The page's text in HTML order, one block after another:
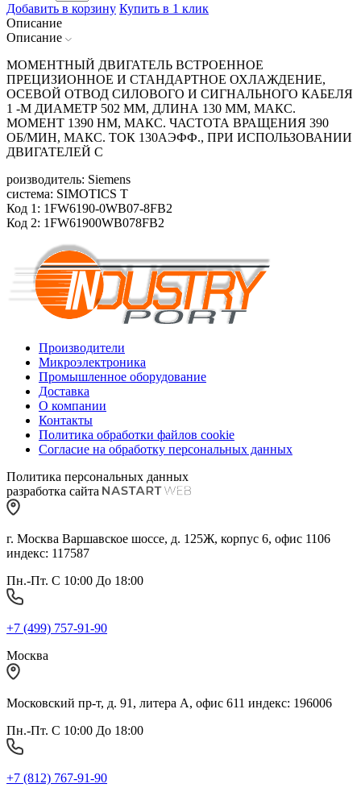
Добавить в корзину Купить в 1 клик
Описание
Описание
МОМЕНТНЫЙ ДВИГАТЕЛЬ ВСТРОЕННОЕ
ПРЕЦИЗИОННОЕ И СТАНДАРТНОЕ ОХЛАЖДЕНИЕ,
ОСЕВОЙ ОТВОД СИЛОВОГО И СИГНАЛЬНОГО КАБЕЛЯ
1 -М ДИАМЕТР 502 ММ, ДЛИНА 130 ММ, МАКС.
МОМЕНТ 1390 HM, МАКС. ЧАСТОТА ВРАЩЕНИЯ 390
ОБ/MИН, МАКС. ТОК 130АЭФФ., ПРИ ИСПОЛЬЗОВАНИИ
ДВИГАТЕЛЕЙ С
роизводитель: Siemens
система: SIMOTICS T
Код 1: 1FW6190-0WB07-8FB2
Код 2: 1FW61900WB078FB2
Производители
Микроэлектроника
Промышленное оборудование
Доставка
О компании
Контакты
Политика обработки файлов cookie
Согласие на обработку персональных данных
Политика персональных данных
разработка сайта
г. Москва Варшавское шоссе, д. 125Ж, корпус 6, офис 1106
индекс: 117587
Пн.-Пт. С 10:00 До 18:00
+7 (499) 757-91-90
Москва
Московский пр-т, д. 91, литера А, офис 611 индекс: 196006
Пн.-Пт. С 10:00 До 18:00
+7 (812) 767-91-90